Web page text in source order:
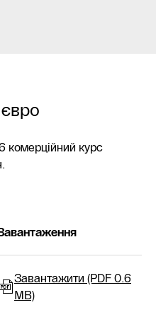
курс
Завантажити (PDF 0.6
MB)